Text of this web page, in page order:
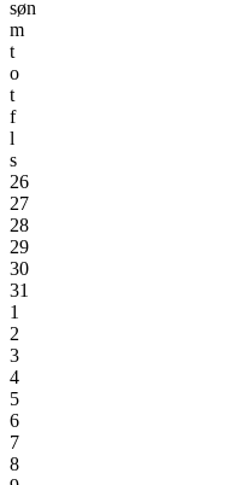
søn
m
t
o
t
f
l
s
26
27
28
29
30
31
1
2
3
4
5
6
7
8